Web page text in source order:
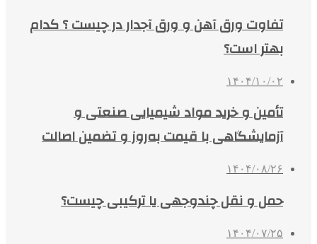
تفاوت ورق آهن و ورق آجدار در چیست ؟ کدام
بهتر است؟
۱۴۰۴/۱۰/۰۲
تأمین و خرید مواد شیمیایی صنعتی و
آزمایشگاهی با قیمت به‌روز و تضمین اصالت
۱۴۰۴/۰۸/۲۶
حمل و نقل چندوجهی یا ترکیبی چیست؟
۱۴۰۴/۰۷/۲۵